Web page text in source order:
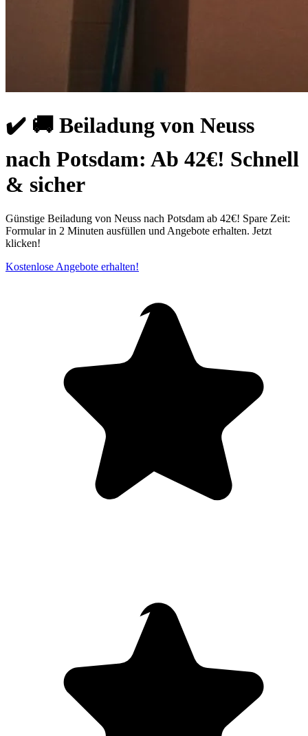
✔️ 🚚 Beiladung von Neuss
nach Potsdam: Ab 42€! Schnell
& sicher
Günstige Beiladung von Neuss nach Potsdam ab 42€! Spare Zeit:
Formular in 2 Minuten ausfüllen und Angebote erhalten. Jetzt
klicken!
Kostenlose Angebote erhalten!